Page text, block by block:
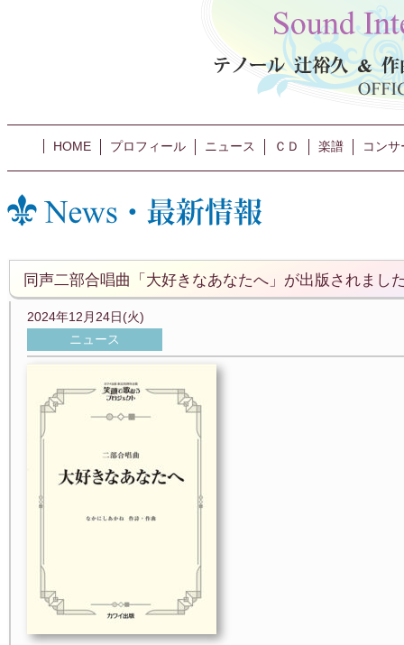
HOME プロフィール ニュース ＣＤ 楽譜 コン
同声二部合唱曲「大好きなあなたへ」が出版されまし
2024年12月24日(火)
ニュース